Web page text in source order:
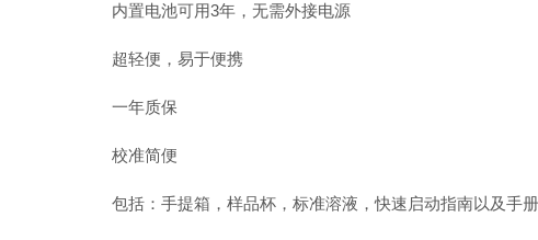
内置电池可用3年，无需外接电源
超轻便，易于便携
一年质保
校准简便
包括：手提箱，样品杯，标准溶液，快速启动指南以及手册